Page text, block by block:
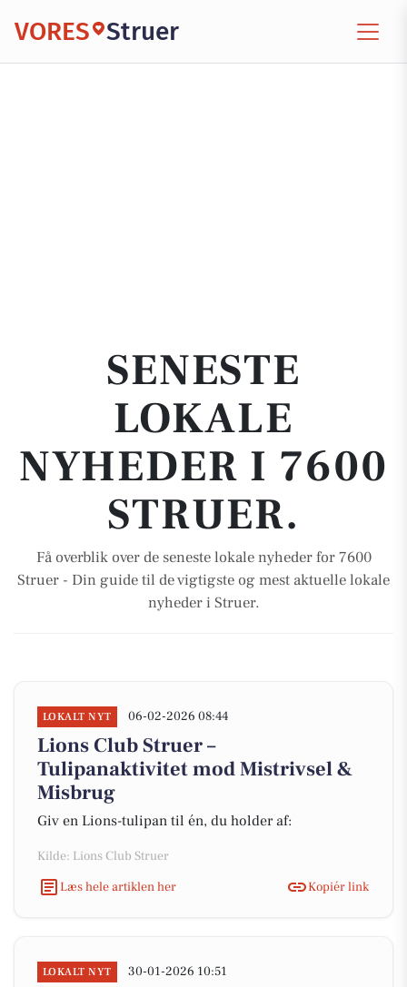
VORES Struer
SENESTE
LOKALE
NYHEDER I 7600
STRUER.
Få overblik over de seneste lokale nyheder for 7600
Struer - Din guide til de vigtigste og mest aktuelle lokale
nyheder i Struer.
LOKALT NYT 06-02-2026 08:44
Lions Club Struer –
Tulipanaktivitet mod Mistrivsel &
Misbrug
Giv en Lions-tulipan til én, du holder af:
Kilde: Lions Club Struer
Læs hele artiklen her
Kopiér link
LOKALT NYT 30-01-2026 10:51